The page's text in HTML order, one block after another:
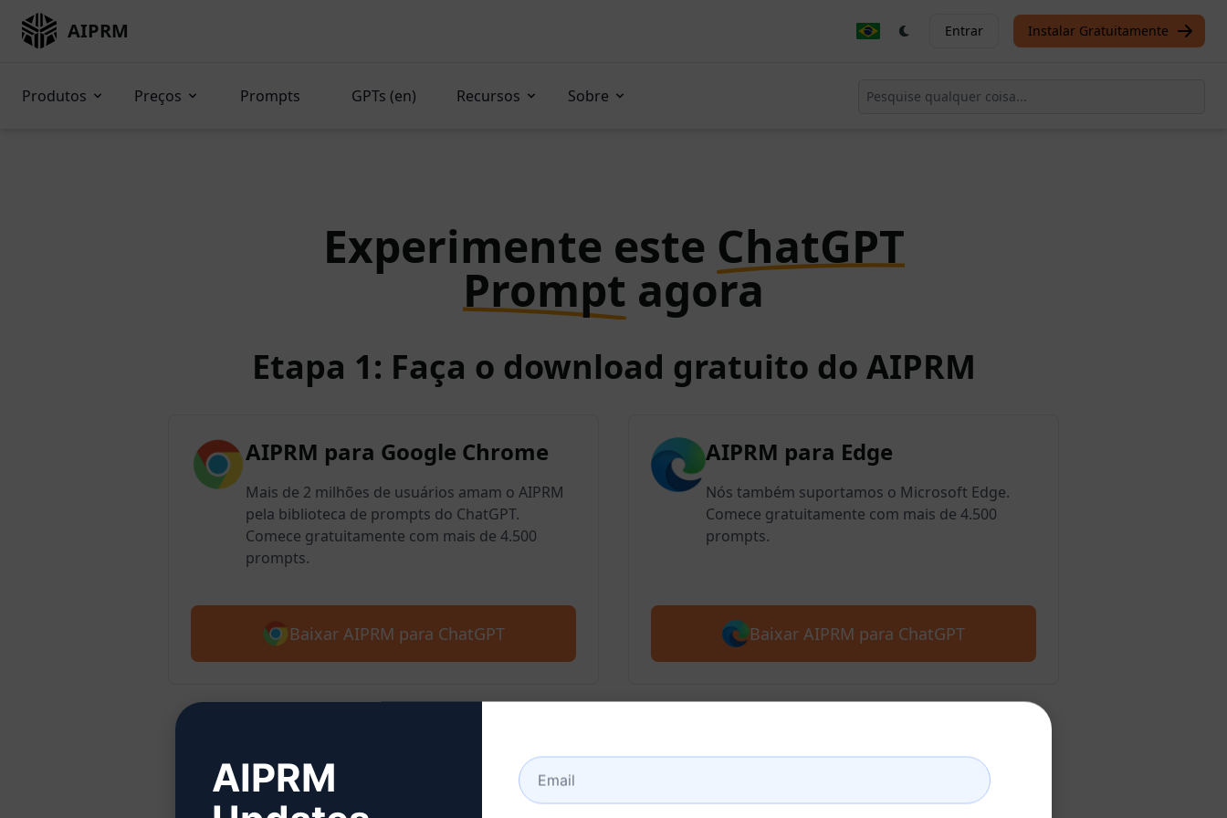
AIPRM Entrar Instalar Gratuitamente
Produtos Preços Prompts GPTs (en) Recursos Sobre
Experimente este ChatGPT
Prompt agora
Etapa 1: Faça o download gratuito do AIPRM
AIPRM para Google Chrome
Mais de 2 milhões de usuários amam o AIPRM
pela biblioteca de prompts do ChatGPT.
Comece gratuitamente com mais de 4.500
prompts.
Baixar AIPRM para ChatGPT
AIPRM para Edge
Nós também suportamos o Microsoft Edge.
Comece gratuitamente com mais de 4.500
prompts.
Baixar AIPRM para ChatGPT
Etapa 2 : Criar uma conta ChatGPT
AIPRM